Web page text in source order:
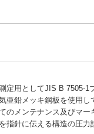
入り口に絞り機溝を入れ
じ継手として装着し、圧力
は一旦全閉にしておいて、
必要になります。
をした圧力計を使用して
等分子構造の小さいもの
る洩れチェック（Heリー
ステンレス系材質を選定
定用としてJIS B 7505-
亜鉛メッキ鋼板を使用し
のメンテナンス及びマー
指針に伝える構造の圧